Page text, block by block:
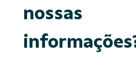
nossas